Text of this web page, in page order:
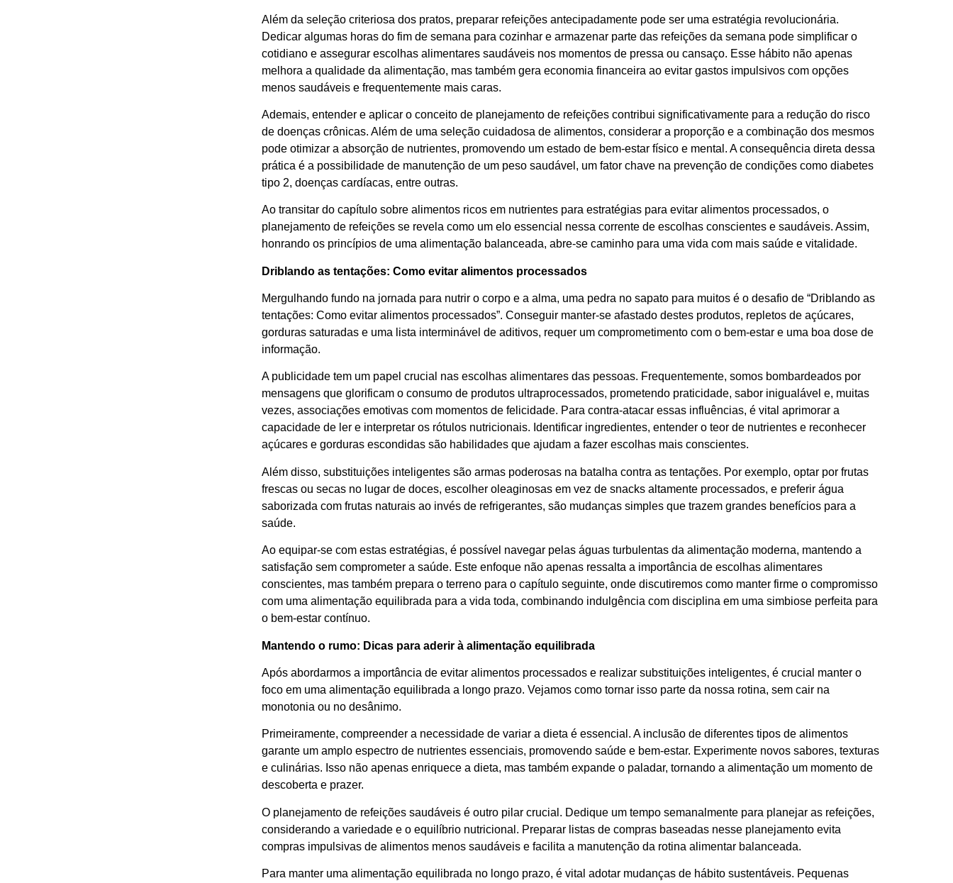
Além da seleção criteriosa dos pratos, preparar refeições antecipadamente pode ser uma estratégia revolucionária.
Dedicar algumas horas do fim de semana para cozinhar e armazenar parte das refeições da semana pode simplificar o
cotidiano e assegurar escolhas alimentares saudáveis nos momentos de pressa ou cansaço. Esse hábito não apenas
melhora a qualidade da alimentação, mas também gera economia financeira ao evitar gastos impulsivos com opções
menos saudáveis e frequentemente mais caras.
Ademais, entender e aplicar o conceito de planejamento de refeições contribui significativamente para a redução do risco
de doenças crônicas. Além de uma seleção cuidadosa de alimentos, considerar a proporção e a combinação dos mesmos
pode otimizar a absorção de nutrientes, promovendo um estado de bem-estar físico e mental. A consequência direta dessa
prática é a possibilidade de manutenção de um peso saudável, um fator chave na prevenção de condições como diabetes
tipo 2, doenças cardíacas, entre outras.
Ao transitar do capítulo sobre alimentos ricos em nutrientes para estratégias para evitar alimentos processados, o
planejamento de refeições se revela como um elo essencial nessa corrente de escolhas conscientes e saudáveis. Assim,
honrando os princípios de uma alimentação balanceada, abre-se caminho para uma vida com mais saúde e vitalidade.
Driblando as tentações: Como evitar alimentos processados
Mergulhando fundo na jornada para nutrir o corpo e a alma, uma pedra no sapato para muitos é o desafio de “Driblando as
tentações: Como evitar alimentos processados”. Conseguir manter-se afastado destes produtos, repletos de açúcares,
gorduras saturadas e uma lista interminável de aditivos, requer um comprometimento com o bem-estar e uma boa dose de
informação.
A publicidade tem um papel crucial nas escolhas alimentares das pessoas. Frequentemente, somos bombardeados por
mensagens que glorificam o consumo de produtos ultraprocessados, prometendo praticidade, sabor inigualável e, muitas
vezes, associações emotivas com momentos de felicidade. Para contra-atacar essas influências, é vital aprimorar a
capacidade de ler e interpretar os rótulos nutricionais. Identificar ingredientes, entender o teor de nutrientes e reconhecer
açúcares e gorduras escondidas são habilidades que ajudam a fazer escolhas mais conscientes.
Além disso, substituições inteligentes são armas poderosas na batalha contra as tentações. Por exemplo, optar por frutas
frescas ou secas no lugar de doces, escolher oleaginosas em vez de snacks altamente processados, e preferir água
saborizada com frutas naturais ao invés de refrigerantes, são mudanças simples que trazem grandes benefícios para a
saúde.
Ao equipar-se com estas estratégias, é possível navegar pelas águas turbulentas da alimentação moderna, mantendo a
satisfação sem comprometer a saúde. Este enfoque não apenas ressalta a importância de escolhas alimentares
conscientes, mas também prepara o terreno para o capítulo seguinte, onde discutiremos como manter firme o compromisso
com uma alimentação equilibrada para a vida toda, combinando indulgência com disciplina em uma simbiose perfeita para
o bem-estar contínuo.
Mantendo o rumo: Dicas para aderir à alimentação equilibrada
Após abordarmos a importância de evitar alimentos processados e realizar substituições inteligentes, é crucial manter o
foco em uma alimentação equilibrada a longo prazo. Vejamos como tornar isso parte da nossa rotina, sem cair na
monotonia ou no desânimo.
Primeiramente, compreender a necessidade de variar a dieta é essencial. A inclusão de diferentes tipos de alimentos
garante um amplo espectro de nutrientes essenciais, promovendo saúde e bem-estar. Experimente novos sabores, texturas
e culinárias. Isso não apenas enriquece a dieta, mas também expande o paladar, tornando a alimentação um momento de
descoberta e prazer.
O planejamento de refeições saudáveis é outro pilar crucial. Dedique um tempo semanalmente para planejar as refeições,
considerando a variedade e o equilíbrio nutricional. Preparar listas de compras baseadas nesse planejamento evita
compras impulsivas de alimentos menos saudáveis e facilita a manutenção da rotina alimentar balanceada.
Para manter uma alimentação equilibrada no longo prazo, é vital adotar mudanças de hábito sustentáveis. Pequenas